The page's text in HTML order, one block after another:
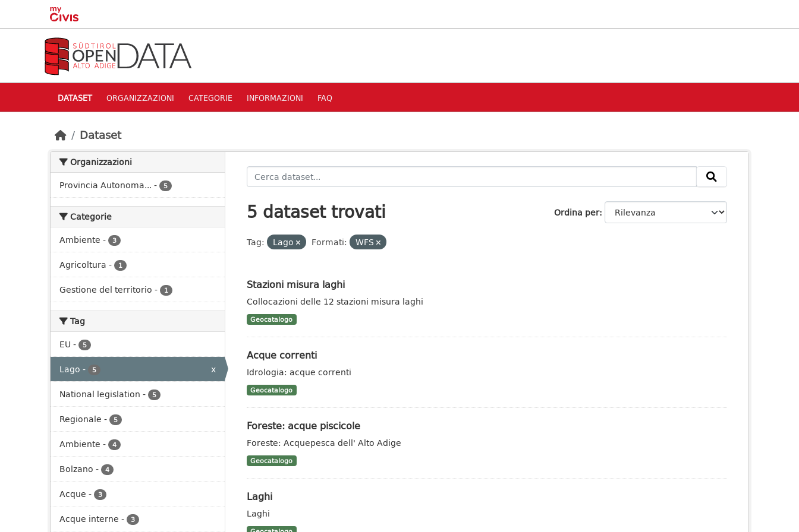
Skip to main content
DATASET ORGANIZZAZIONI CATEGORIE INFORMAZIONI FAQ
Dataset
Organizzazioni
Provincia Autonoma... - 5
Categorie
Ambiente - 3
Agricoltura - 1
Gestione del territorio - 1
Tag
EU - 5
Lago - 5
x
National legislation - 5
Regionale - 5
Ambiente - 4
Bolzano - 4
Acque - 3
Acque interne - 3
Ordina per
5 dataset trovati
Tag: Lago Formati: WFS
Stazioni misura laghi
Collocazioni delle 12 stazioni misura laghi
Geocatalogo
Acque correnti
Idrologia: acque correnti
Geocatalogo
Foreste: acque piscicole
Foreste: Acquepesca dell' Alto Adige
Geocatalogo
Laghi
Laghi